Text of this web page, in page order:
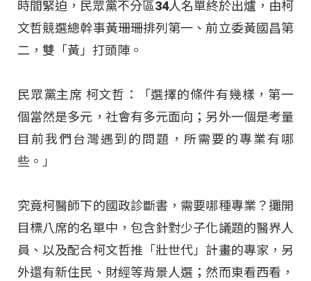
時間緊迫，民眾黨不分區34人名單終於出爐，由柯
文哲競選總幹事黃珊珊排列第一、前立委黃國昌第
二，雙「黃」打頭陣。
民眾黨主席 柯文哲：「選擇的條件有幾樣，第一
個當然是多元，社會有多元面向；另外一個是考量
目前我們台灣遇到的問題，所需要的專業有哪
些。」
究竟柯醫師下的國政診斷書，需要哪種專業？攤開
目標八席的名單中，包含針對少子化議題的醫界人
員、以及配合柯文哲推「壯世代」計畫的專家，另
外還有新住民、財經等背景人選；然而東看西看，